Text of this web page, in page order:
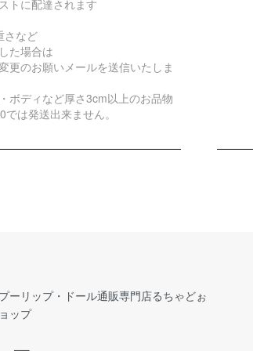
トに配達されます
さなど
た場合は
更のお願いメールを送信いたしま
ボディなど厚さ3cm以上のお品物
は発送出来ません。
ーリップ・ドール通販専門店るちゃどぉ
ップ